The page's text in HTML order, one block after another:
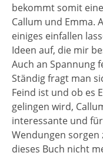
bekommt somit
Callum und Emma.
einiges einfallen
Ideen auf, die mir
Auch an Spannung
Ständig fragt man
Feind ist und ob es
gelingen wird,
interessante und
Wendungen sorgen
dieses Buch nicht